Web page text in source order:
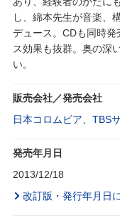
し、綿本先生が音楽、
デュース。CDも同時
ス効果も抜群。奥の深
い。
販売会社／発売会社
日本コロムビア、TBS
発売年月日
2013/12/18
改訂版・発行年月日